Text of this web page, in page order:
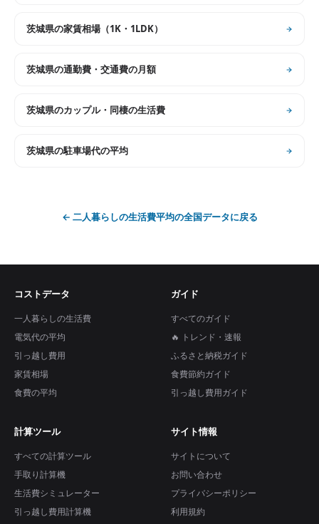
茨城県の家賃相場（1K・1LDK）
茨城県の通勤費・交通費の月額
茨城県のカップル・同棲の生活費
茨城県の駐車場代の平均
← 二人暮らしの生活費平均の全国データに戻る
コストデータ
一人暮らしの生活費
電気代の平均
引っ越し費用
家賃相場
食費の平均
ガイド
すべてのガイド
🔥 トレンド・速報
ふるさと納税ガイド
食費節約ガイド
引っ越し費用ガイド
計算ツール
すべての計算ツール
手取り計算機
生活費シミュレーター
引っ越し費用計算機
サイト情報
サイトについて
お問い合わせ
プライバシーポリシー
利用規約